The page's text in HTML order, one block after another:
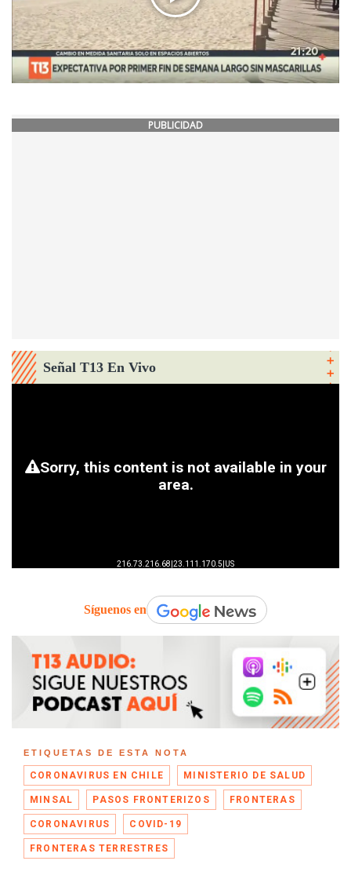
PUBLICIDAD
Señal T13 En Vivo
Síguenos en
ETIQUETAS DE ESTA NOTA
CORONAVIRUS EN CHILE MINISTERIO DE SALUD
MINSAL PASOS FRONTERIZOS FRONTERAS
CORONAVIRUS COVID-19
FRONTERAS TERRESTRES